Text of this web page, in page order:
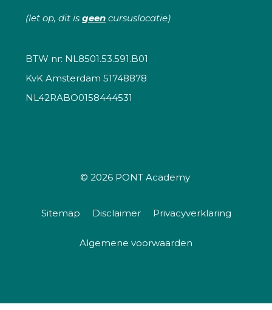
(let op, dit is geen cursuslocatie)
BTW nr: NL8501.53.591.B01
KvK Amsterdam 51748878
NL42RABO0158444531
© 2026 PONT Academy
Sitemap Disclaimer Privacyverklaring
Algemene voorwaarden